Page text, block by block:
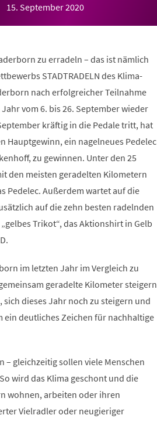
15. September 2020
zu erradeln – das ist nämlich
STADTRADELN des Klima-
nach erfolgreicher Teilnahme
vom 6. bis 26. September wieder
kräftig in die Pedale tritt, hat
Hauptgewinn, ein nagelneues Pedelec
zu gewinnen. Unter den 25
den meisten geradelten Kilometern
Pedelec. Außerdem wartet auf die
auf die zehn besten radelnden
Trikot“, das Aktionshirt in Gelb
im letzten Jahr im Vergleich zu
geradelte Kilometer steigern
dieses Jahr noch zu steigern und
ein deutliches Zeichen für nachhaltige
– gleichzeitig sollen viele Menschen
wird das Klima geschont und die
wohnen, arbeiten oder ihren
Vielradler oder neugieriger